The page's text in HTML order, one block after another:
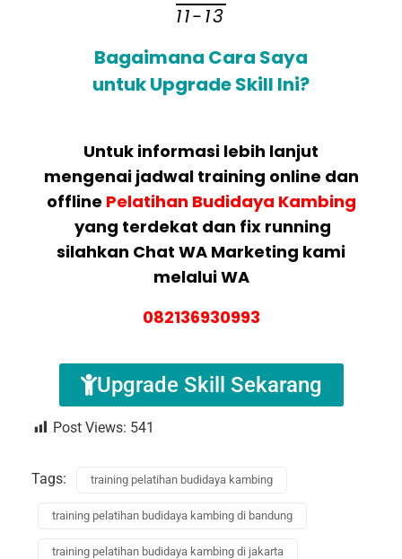
11-13
Bagaimana Cara Saya
untuk Upgrade Skill Ini?
Untuk informasi lebih lanjut
mengenai jadwal training online dan
offline Pelatihan Budidaya Kambing
yang terdekat dan fix running
silahkan Chat WA Marketing kami
melalui WA
082136930993
Upgrade Skill Sekarang
Post Views: 541
Tags: training pelatihan budidaya kambing
training pelatihan budidaya kambing di bandung
training pelatihan budidaya kambing di jakarta